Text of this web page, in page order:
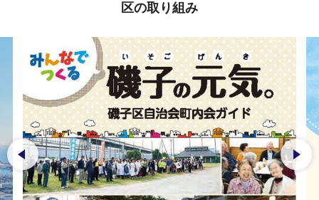
区の取り組み
前のスライドを表示 次